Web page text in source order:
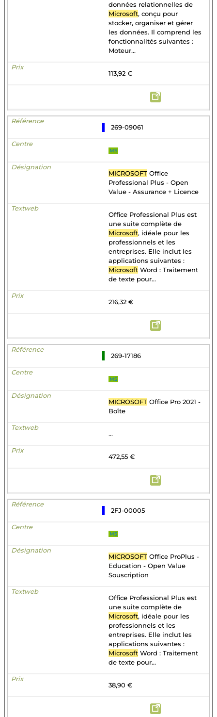
données relationnelles de
Microsoft, conçu pour
stocker, organiser et gérer
les données. Il comprend les
fonctionnalités suivantes :
Moteur...
113,92 €
269-09061
MS
MICROSOFT Office
Professional Plus - Open
Value - Assurance + Licence
Office Professional Plus est
une suite complète de
Microsoft, idéale pour les
professionnels et les
entreprises. Elle inclut les
applications suivantes :
Microsoft Word : Traitement
de texte pour...
216,32 €
269-17186
MS
MICROSOFT Office Pro 2021 -
Boîte
...
472,55 €
2FJ-00005
MS
MICROSOFT Office ProPlus -
Education - Open Value
Souscription
Office Professional Plus est
une suite complète de
Microsoft, idéale pour les
professionnels et les
entreprises. Elle inclut les
applications suivantes :
Microsoft Word : Traitement
de texte pour...
38,90 €